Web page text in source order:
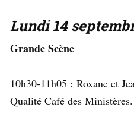
Lundi 14
Grande Scène
10h30-11h05 : Roxane et
Qualité Café des Ministères.